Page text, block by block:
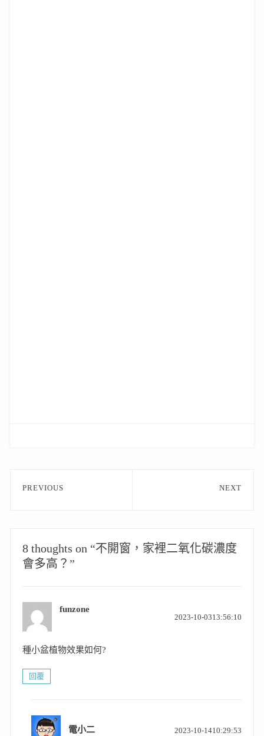
文
PREVIOUS NEXT
8 thoughts on “不開窗，家裡二氧化碳濃度
會多高？”
funzone
2023-10-0313:56:10
種小盆植物效果如何?
回覆
電小二 2023-10-1410:29:53